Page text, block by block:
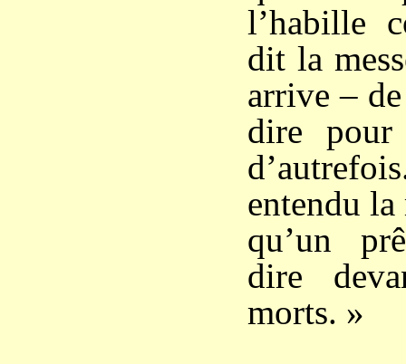
l’habille
dit la
arrive –
dire pour
entendu la
qu’un
dire
morts. »